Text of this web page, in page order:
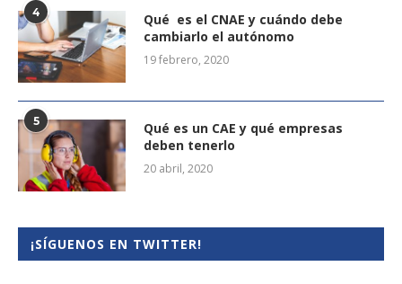
4
Qué es el CNAE y cuándo debe
cambiarlo el autónomo
19 febrero, 2020
5
Qué es un CAE y qué empresas
deben tenerlo
20 abril, 2020
¡SÍGUENOS EN TWITTER!